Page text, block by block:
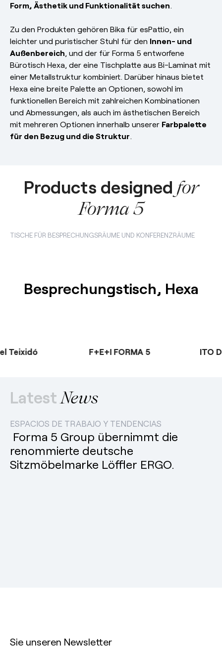
Form, Ästhetik und Funktionalität suchen.
Zu den Produkten gehören Bika für esPattio, ein
leichter und puristischer Stuhl für den Innen- und
Außenbereich, und der für Forma 5 entworfene
Bürotisch Hexa, der eine Tischplatte aus Bi-Laminat mit
einer Metallstruktur kombiniert. Darüber hinaus bietet
Hexa eine breite Palette an Optionen, sowohl im
funktionellen Bereich mit zahlreichen Kombinationen
und Abmessungen, als auch im ästhetischen Bereich
mit mehreren Optionen innerhalb unserer Farbpalette
für den Bezug und die Struktur.
Products designed for
Forma 5
TISCHE FÜR BESPRECHUNGSRÄUME UND KONFERENZRÄUME
Besprechungstisch, Hexa
Teixidó F+E+I FORMA 5 ITO
Latest News
ESPACIOS DE TRABAJO Y TENDENCIAS
Forma 5 Group übernimmt die
renommierte deutsche
Sitzmöbelmarke Löffler ERGO.
Sie unseren Newsletter